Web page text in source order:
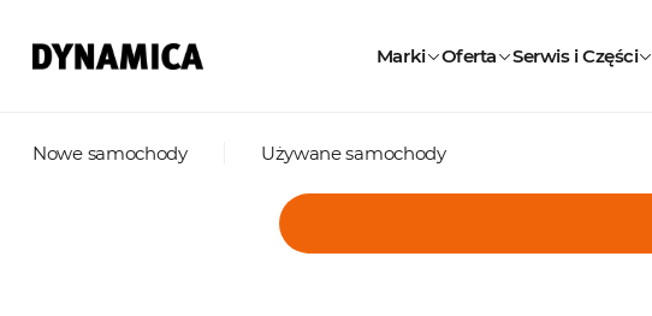
Marki Oferta Serwis i Części
Nowe samochody Używane samochody